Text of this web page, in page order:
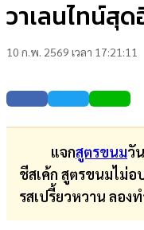
วาเลนไทน์สุ
10 ก.พ. 2569 เวลา 17:21:11
แจกสูตรขนมวั
ชีสเค้ก สูตรขนมไม่
รสเปรี้ยวหวาน ลอง
บันเทิง
ตรวจ
ผล
บอล
สด